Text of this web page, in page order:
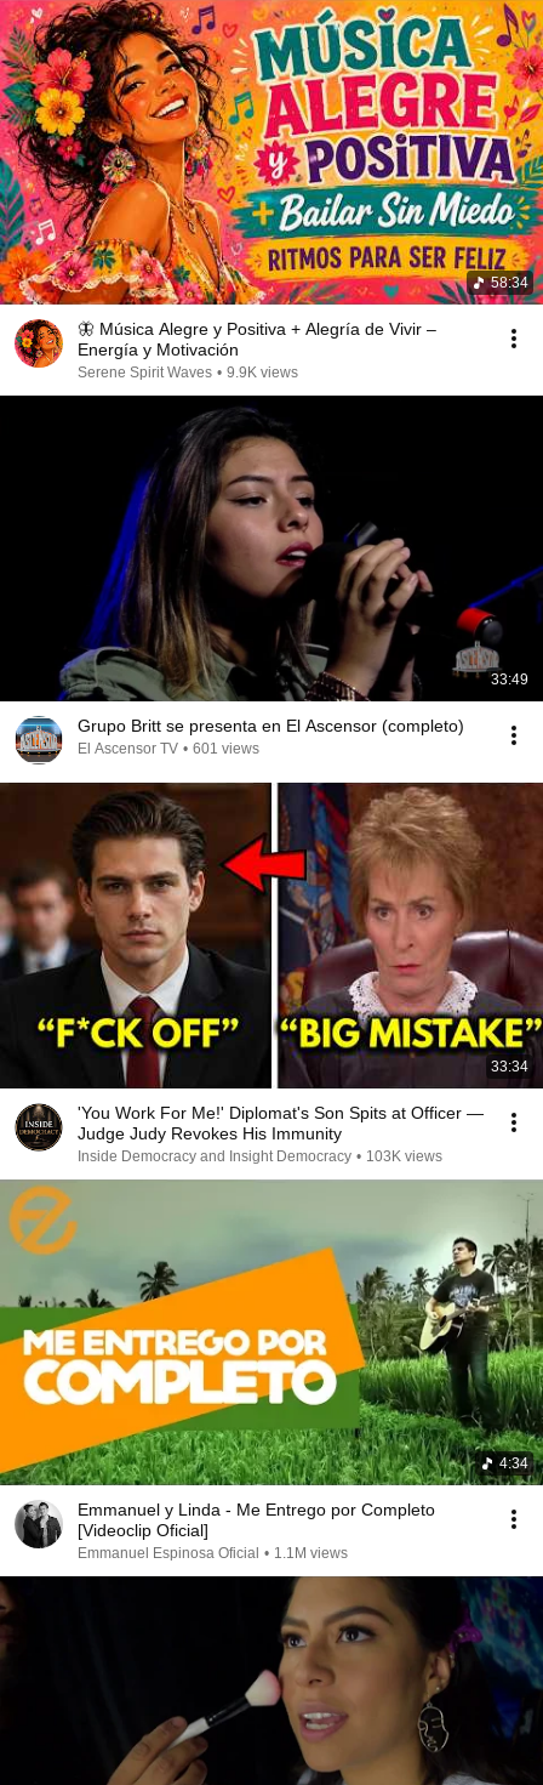
58:34
🦋 Música Alegre y Positiva + Alegría de Vivir –
Energía y Motivación
Serene Spirit Waves • 9.9K views
33:49
Grupo Britt se presenta en El Ascensor (completo)
El Ascensor TV • 601 views
33:34
'You Work For Me!' Diplomat's Son Spits at Officer —
Judge Judy Revokes His Immunity
Inside Democracy and Insight Democracy • 103K views
4:34
Emmanuel y Linda - Me Entrego por Completo
[Videoclip Oficial]
Emmanuel Espinosa Oficial • 1.1M views